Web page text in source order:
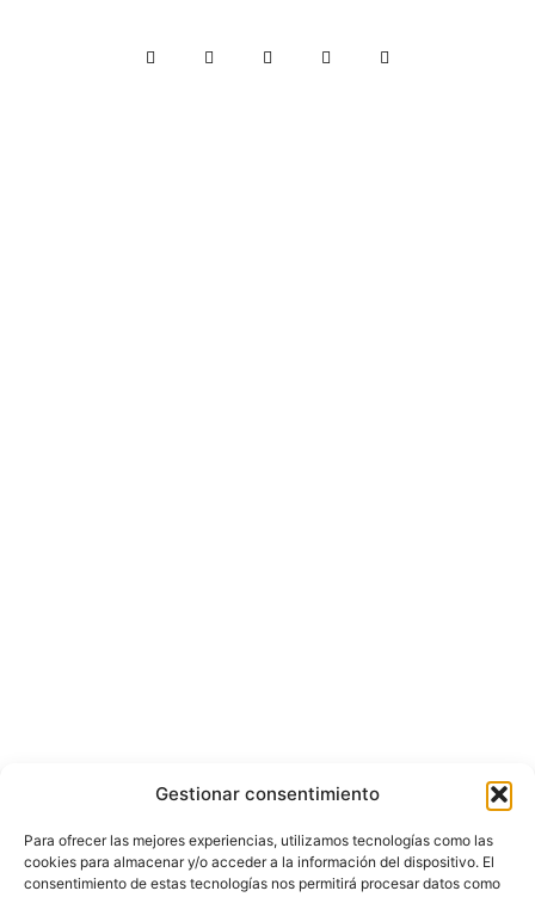
Gestionar consentimiento
Para ofrecer las mejores experiencias, utilizamos tecnologías como las
cookies para almacenar y/o acceder a la información del dispositivo. El
consentimiento de estas tecnologías nos permitirá procesar datos como